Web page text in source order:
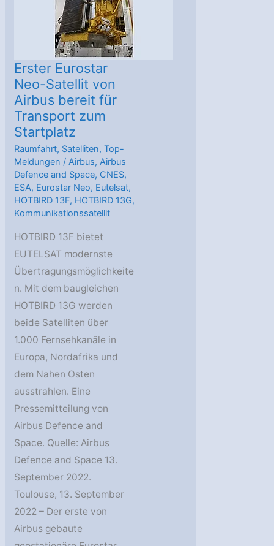
Erster Eurostar
Neo-Satellit von
Airbus bereit für
Transport zum
Startplatz
Raumfahrt, Satelliten,Top-
Meldungen / Airbus, Airbus
Defence and Space, CNES,
ESA, Eurostar Neo, Eutelsat,
HOTBIRD 13F, HOTBIRD 13G,
Kommunikationssatellit
HOTBIRD 13F bietet
EUTELSAT modernste
Übertragungsmöglichkeite
n. Mit dem baugleichen
HOTBIRD 13G werden
beide Satelliten über
1.000 Fernsehkanäle in
Europa, Nordafrika und
dem Nahen Osten
ausstrahlen. Eine
Pressemitteilung von
Airbus Defence and
Space. Quelle: Airbus
Defence and Space 13.
September 2022.
Toulouse, 13. September
2022 – Der erste von
Airbus gebaute